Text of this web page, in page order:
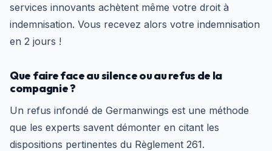
services innovants achètent même votre droit à
indemnisation. Vous recevez alors votre indemnisation
en 2 jours !
Que faire face au silence ou au refus de la
compagnie ?
Un refus infondé de Germanwings est une méthode
que les experts savent démonter en citant les
dispositions pertinentes du Règlement 261.